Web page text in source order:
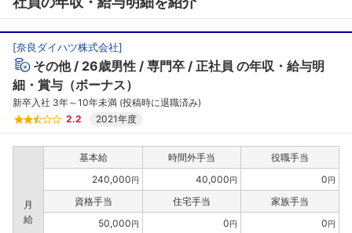
[奈良ダイハツ株式会社]
その他 26歳男性 専門卒 正社員 の年収・給与明
細・賞与（ボーナス）
新卒入社 3年～10年未満 (投稿時に退職済み)
2.2
2021年度
月
給
基本給 時間外手当
役職手当
240,000円 40,000円 0円
資格手当 住宅手当
家族手当
50,000円 0円 0円